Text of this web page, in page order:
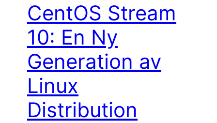
CentOS Stream
10: En Ny
Generation av
Linux
Distribution